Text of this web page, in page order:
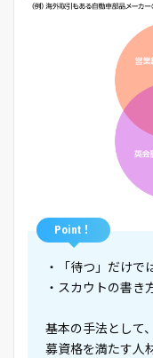
Point！
・「待つ」だけで
・スカウトの書き
基本の手法として
募資格を満たす人